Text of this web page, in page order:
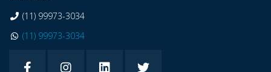
(11) 99973-3034
(11) 99973-3034